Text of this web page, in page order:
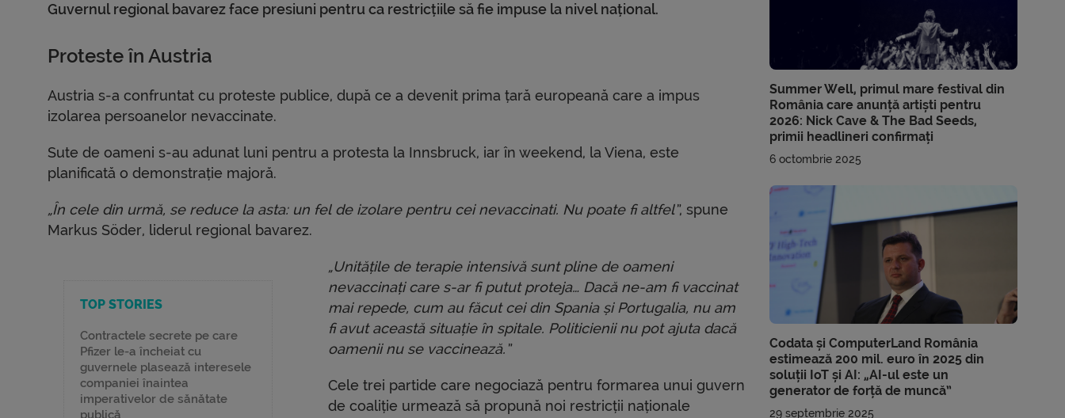
Guvernul regional bavarez face presiuni pentru ca restricțiile să fie impuse la nivel național.
Proteste în Austria
Austria s-a confruntat cu proteste publice, după ce a devenit prima țară europeană care a impus
izolarea persoanelor nevaccinate.
Sute de oameni s-au adunat luni pentru a protesta la Innsbruck, iar în weekend, la Viena, este
planificată o demonstrație majoră.
„În cele din urmă, se reduce la asta: un fel de izolare pentru cei nevaccinati. Nu poate fi altfel”, spune
Markus Söder, liderul regional bavarez.
TOP STORIES
Contractele secrete pe care
Pfizer le-a încheiat cu
guvernele plasează interesele
companiei înaintea
imperativelor de sănătate
publică
„Unitățile de terapie intensivă sunt pline de oameni
nevaccinați care s-ar fi putut proteja… Dacă ne-am fi vaccinat
mai repede, cum au făcut cei din Spania și Portugalia, nu am
fi avut această situație în spitale. Politicienii nu pot ajuta dacă
oamenii nu se vaccinează.”
Cele trei partide care negociază pentru formarea unui guvern
de coaliție urmează să propună noi restricții naționale
Summer Well, primul mare festival din
România care anunță artiști pentru
2026: Nick Cave & The Bad Seeds,
primii headlineri confirmați
6 octombrie 2025
Codata și ComputerLand România
estimează 200 mil. euro în 2025 din
soluții IoT și AI: „AI-ul este un
generator de forță de muncă”
29 septembrie 2025